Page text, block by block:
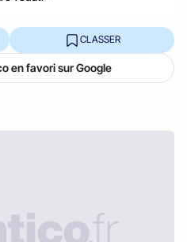
CLASSER
en favori sur Google